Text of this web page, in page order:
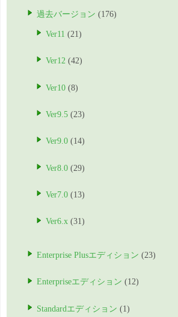
過去バージョン (176)
Ver11 (21)
Ver12 (42)
Ver10 (8)
Ver9.5 (23)
Ver9.0 (14)
Ver8.0 (29)
Ver7.0 (13)
Ver6.x (31)
Enterprise Plusエディション (23)
Enterpriseエディション (12)
Standardエディション (1)